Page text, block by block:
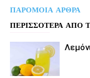
ΠΑΡΟΜΟΙΑ ΑΡΘΡΑ
ΠΕΡΙΣΣΟΤΕΡΑ ΑΠΟ